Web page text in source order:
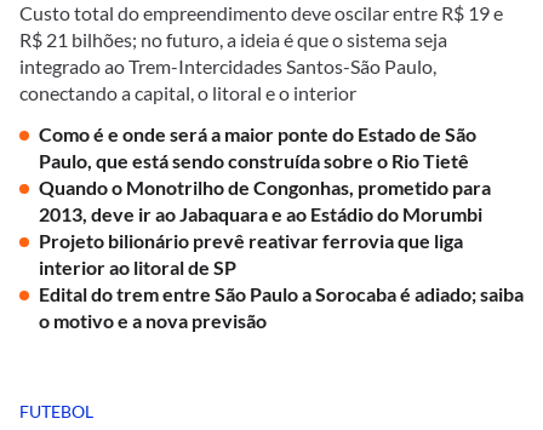
Custo total do empreendimento deve oscilar entre R$ 19 e
R$ 21 bilhões; no futuro, a ideia é que o sistema seja
integrado ao Trem-Intercidades Santos-São Paulo,
conectando a capital, o litoral e o interior
Como é e onde será a maior ponte do Estado de São
Paulo, que está sendo construída sobre o Rio Tietê
Quando o Monotrilho de Congonhas, prometido para
2013, deve ir ao Jabaquara e ao Estádio do Morumbi
Projeto bilionário prevê reativar ferrovia que liga
interior ao litoral de SP
Edital do trem entre São Paulo a Sorocaba é adiado; saiba
o motivo e a nova previsão
FUTEBOL